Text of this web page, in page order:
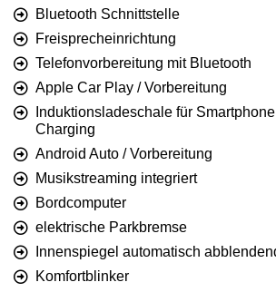
Bluetooth Schnittstelle
Freisprecheinrichtung
Telefonvorbereitung mit Bluetooth
Apple Car Play / Vorbereitung
Induktionsladeschale für
Charging
Android Auto / Vorbereitung
Musikstreaming integriert
Bordcomputer
elektrische Parkbremse
Innenspiegel automatisch
Komfortblinker